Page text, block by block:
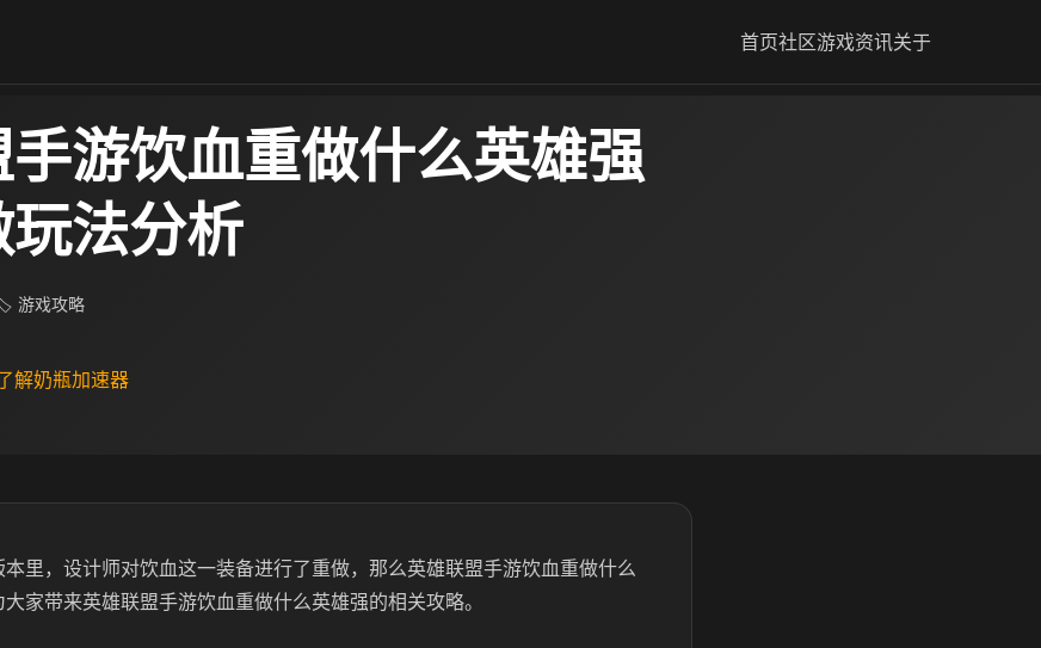
首页社区游戏资讯关于
游饮血重做什么英雄强
法分析
游戏攻略
解奶瓶加速器
里，设计师对饮血这一装备进行了重做，那么英雄联盟手游饮血重做什么
家带来英雄联盟手游饮血重做什么英雄强的相关攻略。